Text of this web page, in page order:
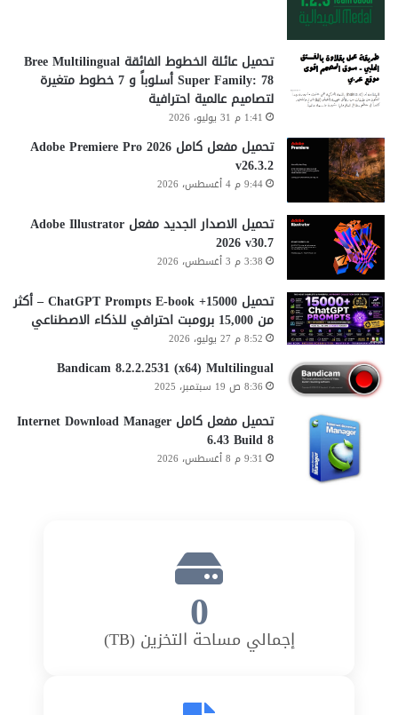
تحميل عائلة الخطوط الفائقة Bree Multilingual
Super Family: 78 أسلوباً و 7 خطوط متغيرة
لتصاميم عالمية احترافية
1:41 م 31 يوليو، 2026
تحميل مفعل كامل Adobe Premiere Pro 2026
v26.3.2
9:44 م 4 أغسطس، 2026
تحميل الاصدار الجديد مفعل Adobe Illustrator
2026 v30.7
3:38 م 3 أغسطس، 2026
تحميل 15000+ ChatGPT Prompts E-book – أكثر
من 15,000 برومبت احترافي للذكاء الاصطناعي
8:52 م 27 يوليو، 2026
Bandicam 8.2.2.2531 (x64) Multilingual
8:36 ص 19 سبتمبر، 2025
تحميل مفعل كامل Internet Download Manager
6.43 Build 8
9:31 م 8 أغسطس، 2026
0
إجمالي مساحة التخزين (TB)